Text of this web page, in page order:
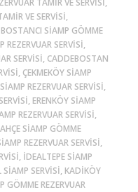
TAMIR VE SERVISI,
VE SERVISI,
BOSTANCI SIAMP GÖMME
REZERVUAR SERVISI,
SERVISI, CADDEBOSTAN
ÇEKMEKÖY SIAMP
REZERVUAR SERVISI,
ERENKÖY SIAMP
REZERVUAR SERVISI,
SIAMP GÖMME
REZERVUAR SERVISI,
İDEALTEPE SIAMP
SIAMP SERVISI, KADİKÖY
GÖMME REZERVUAR